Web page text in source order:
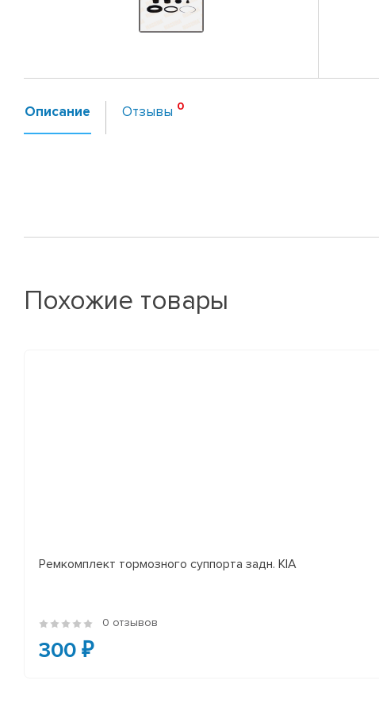
Описание Отзывы
Похожие товары
Ремкомплект тормозного суппорта задн. KIA
0 отзывов
300 ₽